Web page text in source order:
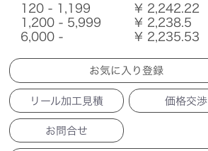
120 - 1,199
¥ 2,242.22
1,200 - 5,999
¥ 2,238.5
6,000 -
¥ 2,235.53
リール加工見積 価格交渉
お問合せ